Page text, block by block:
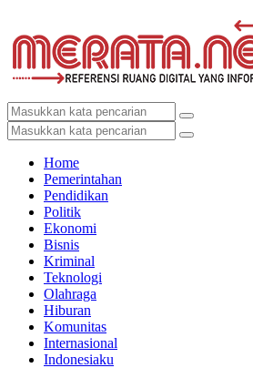
Home
Pemerintahan
Pendidikan
Politik
Ekonomi
Bisnis
Kriminal
Teknologi
Olahraga
Hiburan
Komunitas
Internasional
Indonesiaku